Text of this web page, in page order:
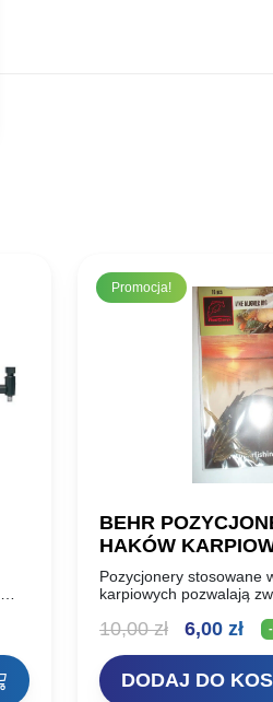
Promocja!
BEHR
HAKÓW
Pozycjonery stosowane
karpiowych pozwalają
10,00zł
Pierwotna
cena
wynosiła:
6,00 zł
DODAJ DO